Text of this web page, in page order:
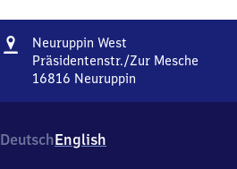
Adresse
Neuruppin West
West
Präsidentenstr./Zur Mesche
16816 Neuruppin
Präsidentenstr./Zur
Mesche,
DeutschEnglish